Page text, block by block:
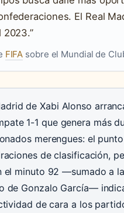
El Real
FIFA sobre el Mundial de
de Xabi Alonso
1-1 que genera más
merengues: el
de clasificación,
el minuto 92 —sumado a
de Gonzalo García—
de cara a los